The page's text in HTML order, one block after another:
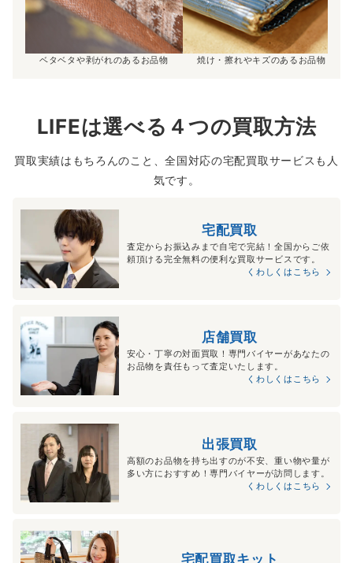
ベタベタや剥がれのあるお品物 焼け・擦れやキズのあるお品物
LIFEは選べる４つの買取方法
買取実績はもちろんのこと、全国対応の宅配買取サービスも人
気です。
宅配買取
査定からお振込みまで自宅で完結！全国からご依
頼頂ける完全無料の便利な買取サービスです。
くわしくはこちら
店舗買取
安心・丁寧の対面買取！専門バイヤーがあなたの
お品物を責任もって査定いたします。
くわしくはこちら
出張買取
高額のお品物を持ち出すのが不安、重い物や量が
多い方におすすめ！専門バイヤーが訪問します。
くわしくはこちら
宅配買取キット